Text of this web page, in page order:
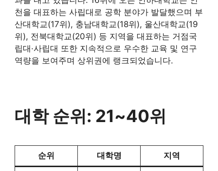
천을 대표하는 사립대로 공학 분야가 발달했으며 부
산대학교(17위), 충남대학교(18위), 울산대학교(19
위), 전북대학교(20위) 등 지역을 대표하는 거점국
립대·사립대 또한 지속적으로 우수한 교육 및 연구
역량을 보여주며 상위권에 랭크되었습니다.
대학 순위: 21~40위
순위 대학명 지역